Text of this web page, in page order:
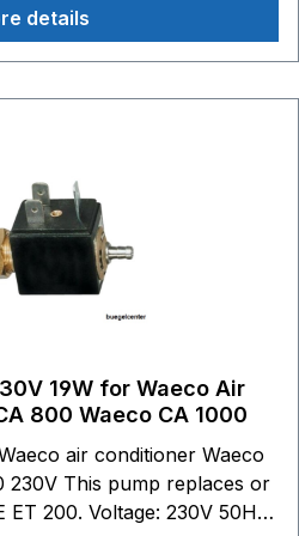
1. water
to Ø 7 mm 2. brass
seals) 7. stainless
(NBR or FKM) 3
or FKM) 10. small head
11. thermal class of coil:
details
19W for Waeco Air
800 Waeco CA 1000
air conditioner Waeco
or
ET 200. Voltage: 230V 50Hz